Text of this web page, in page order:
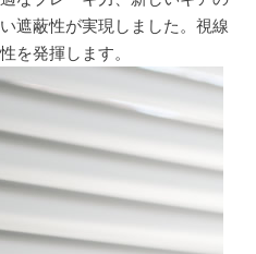
遮蔽性が実現しました。視線
を発揮します。